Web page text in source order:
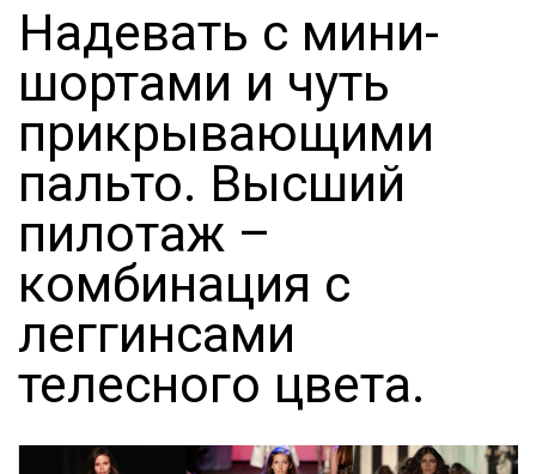
Надевать с мини-
шортами и чуть
прикрывающими
пальто. Высший
пилотаж –
комбинация с
леггинсами
телесного цвета.